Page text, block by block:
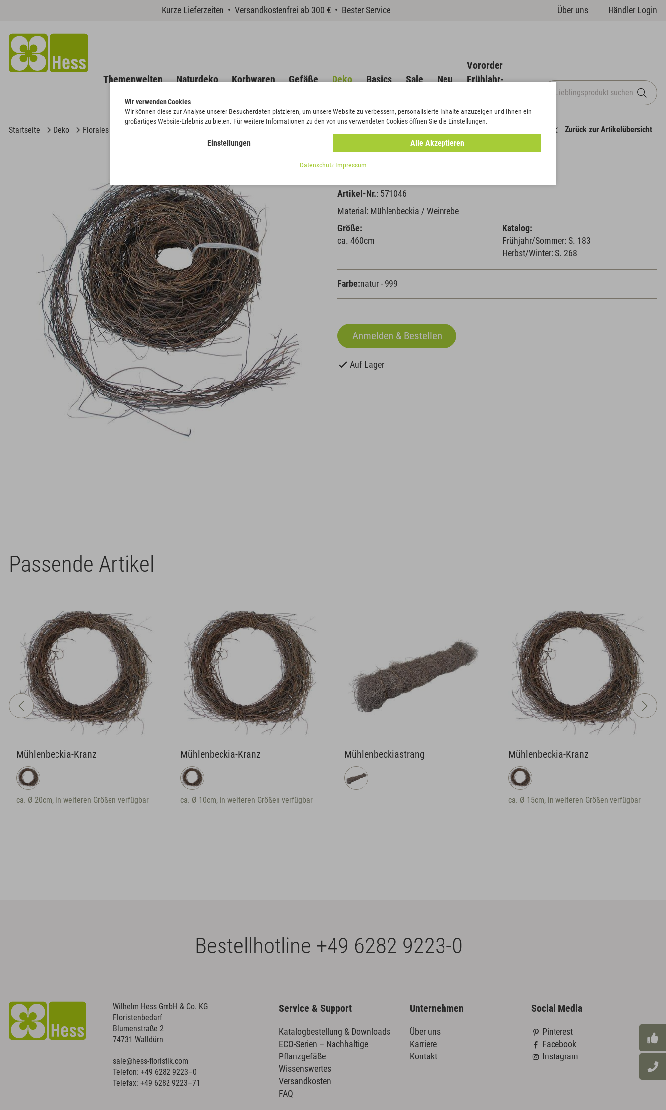
Kurze Lieferzeiten • Versandkostenfrei ab 300 € • Bester Service Über uns Händler Login
Themenwelten Naturdeko Korbwaren Gefäße Deko Basics Sale Neu
Vororder
Frühjahr-
Startseite Deko Florales Zurück zur Artikelübersicht
Mühlenbeckia Girlande
Artikel-Nr.: 571046
Material: Mühlenbeckia / Weinrebe
Größe:
ca. 460cm
Katalog:
Frühjahr/Sommer: S. 183
Herbst/Winter: S. 268
Farbe:natur - 999
Auf Lager
Passende Artikel
Mühlenbeckia-Kranz
ca. Ø 20cm, in weiteren Größen verfügbar
Mühlenbeckia-Kranz
ca. Ø 10cm, in weiteren Größen verfügbar
Mühlenbeckiastrang Mühlenbeckia-Kranz
ca. Ø 15cm, in weiteren Größen verfügbar
Bestellhotline +49 6282 9223-0
Wilhelm Hess GmbH & Co. KG
Floristenbedarf
Blumenstraße 2
74731 Walldürn
sale@hess-floristik.com
Telefon: +49 6282 9223–0
Telefax: +49 6282 9223–71
Service & Support
Katalogbestellung & Downloads
ECO-Serien – Nachhaltige
Pflanzgefäße
Wissenswertes
Versandkosten
FAQ
Unternehmen
Über uns
Karriere
Kontakt
Social Media
Pinterest
Facebook
Instagram
Wir verwenden Cookies
Wir können diese zur Analyse unserer Besucherdaten platzieren, um unsere Website zu verbessern, personalisierte Inhalte anzuzeigen und Ihnen ein
großartiges Website-Erlebnis zu bieten. Für weitere Informationen zu den von uns verwendeten Cookies öffnen Sie die Einstellungen.
Einstellungen Alle Akzeptieren
Datenschutz Impressum